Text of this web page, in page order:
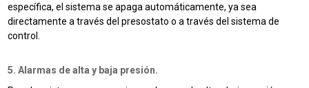
específica, el sistema se apaga automáticamente, ya sea
directamente a través del presostato o a través del sistema de
control.
5. Alarmas de alta y baja presión.